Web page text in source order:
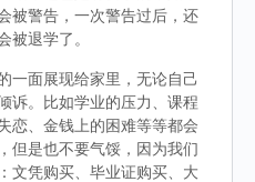
被警告，一次警告过后，还
被退学了。
一面展现给家里，无论自己
诉。比如学业的压力、课程
恋、金钱上的困难等等都会
但是也不要气馁，因为我们
文凭购买、毕业证购买、大